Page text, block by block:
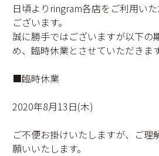
日頃よりringram各店をご利用い
ございます。
誠に勝手ではございますが以下の
め、臨時休業とさせていただきます
■臨時休業
2020年8月13日(木)
ご不便お掛けいたしますが、ご理
願いいたします。